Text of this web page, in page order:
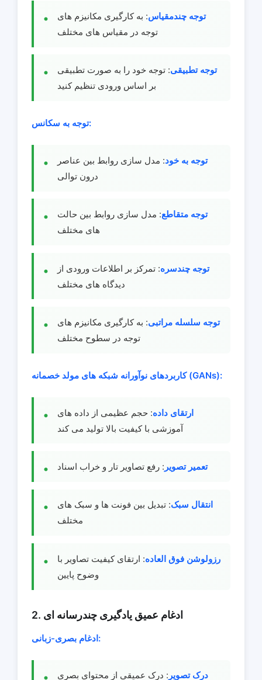
توجه چندمقیاس: به کارگیری مکانیزم های
توجه در مقیاس های مختلف
توجه تطبیقی: توجه خود را به صورت تطبیقی
بر اساس ورودی تنظیم کنید
توجه به سکانس:
توجه به خود: مدل سازی روابط بین عناصر
درون توالی
توجه متقاطع: مدل سازی روابط بین حالت
های مختلف
توجه چندسره: تمرکز بر اطلاعات ورودی از
دیدگاه های مختلف
توجه سلسله مراتبی: به کارگیری مکانیزم های
توجه در سطوح مختلف
کاربردهای نوآورانه شبکه های مولد خصمانه (GANs):
ارتقای داده: حجم عظیمی از داده های
آموزشی با کیفیت بالا تولید می کند
تعمیر تصویر : رفع تصاویر تار و خراب اسناد
انتقال سبک: تبدیل بین فونت ها و سبک های
مختلف
رزولوشن فوق العاده: ارتقای کیفیت تصاویر با
وضوح پایین
2. ادغام عمیق یادگیری چندرسانه ای
ادغام بصری-زبانی:
درک تصویر : درک عمیقی از محتوای بصری